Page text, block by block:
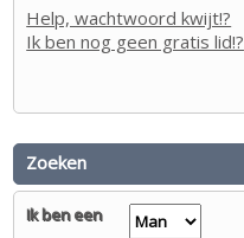
Help, wachtwoord kwijt!?
Ik ben nog geen gratis lid!?
Zoeken
Ik ben een